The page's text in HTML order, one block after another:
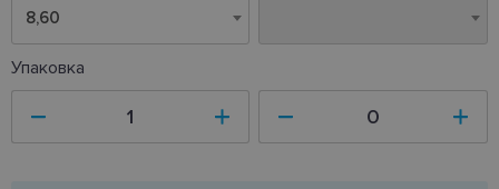
8,60
Упаковка